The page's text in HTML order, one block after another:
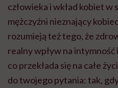
człowieka i wkład kobiet w
mężczyźni nieznający
rozumieją też tego, że
realny wpływ na
co przekłada się na całe
do twojego pytania: tak,